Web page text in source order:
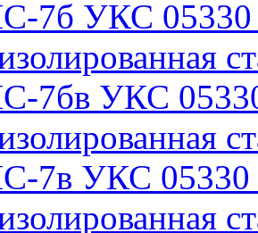
7б УКС
7бв УКС
7в УКС